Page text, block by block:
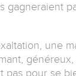
gagneraient
une
pas pour se